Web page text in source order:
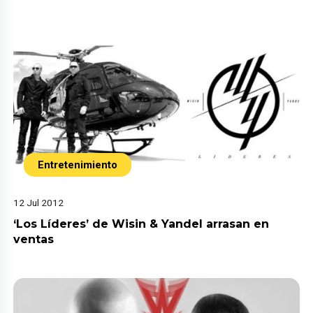
Entretenimiento
12 Jul 2012
‘Los Líderes’ de Wisin & Yandel arrasan en
ventas